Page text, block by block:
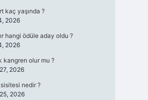
kaç yaşında ?
2026
hangi ödüle aday oldu ?
2026
kangren olur mu ?
2026
nedir ?
2026